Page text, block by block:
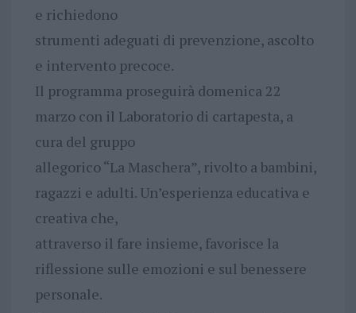
e richiedono
strumenti adeguati di prevenzione, ascolto
e intervento precoce.
Il programma proseguirà domenica 22
marzo con il Laboratorio di cartapesta, a
cura del gruppo
allegorico “La Maschera”, rivolto a bambini,
ragazzi e adulti. Un’esperienza educativa e
creativa che,
attraverso il fare insieme, favorisce la
riflessione sulle emozioni e sul benessere
personale.